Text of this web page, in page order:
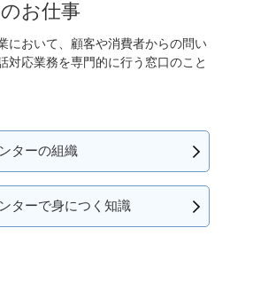
お仕事
において、顧客や消費者からの問い
対応業務を専門的に行う窓口のこと
ターの組織
ターで身につく知識